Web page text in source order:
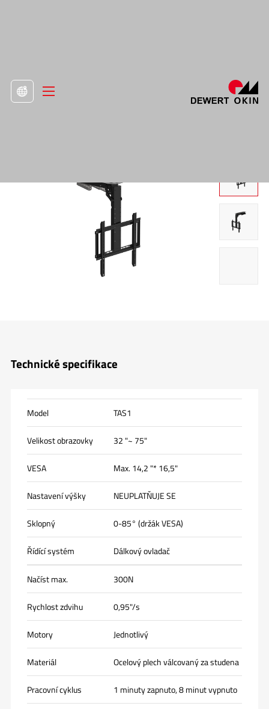
Elektrický držák TV s otočným ramenem
Technické specifikace
Model TAS1
Velikost obrazovky 32 "~ 75"
VESA Max. 14,2 "* 16,5"
Nastavení výšky NEUPLATŇUJE SE
Sklopný 0-85° (držák VESA)
Řídící systém Dálkový ovladač
Načíst max. 300N
Rychlost zdvihu 0,95"/s
Motory Jednotlivý
Materiál Ocelový plech válcovaný za studena
Pracovní cyklus 1 minuty zapnuto, 8 minut vypnuto